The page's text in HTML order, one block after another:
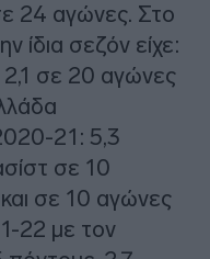
24 αγώνες. Στο
ίδια σεζόν είχε:
2,1 σε 20 αγώνες
21: 5,3
σε 10
σε 10 αγώνες
22 με τον